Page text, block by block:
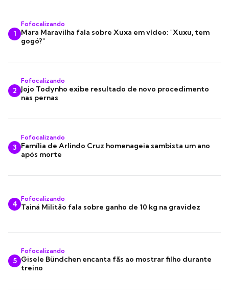
1
Fofocalizando
Mara Maravilha fala sobre Xuxa em vídeo: "Xuxu, tem
gogó?"
2
Fofocalizando
Jojo Todynho exibe resultado de novo procedimento
nas pernas
3
Fofocalizando
Família de Arlindo Cruz homenageia sambista um ano
após morte
4
Fofocalizando
Tainá Militão fala sobre ganho de 10 kg na gravidez
5
Fofocalizando
Gisele Bündchen encanta fãs ao mostrar filho durante
treino